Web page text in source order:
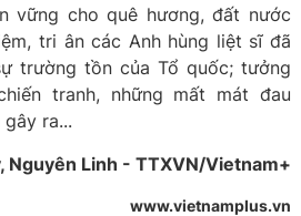
vững cho quê hương, đất nước
tri ân các Anh hùng liệt sĩ đã
trường tồn của Tổ quốc; tưởng
tranh, những mất mát đau
ra...
Nguyên Linh - TTXVN/Vietnam+
www.vietnamplus.vn